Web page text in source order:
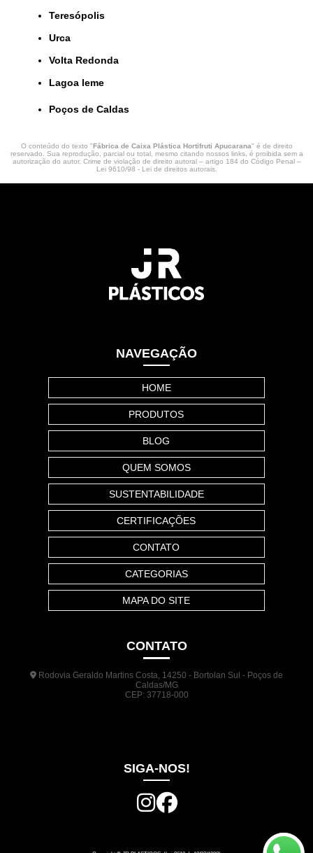
Teresópolis
Urca
Volta Redonda
lagoa leme
Poços de Caldas
O conteúdo do texto "Fábrica de Caixa Plástica Hortifruti Apucarana" é de direito
reservado. Sua reprodução, parcial ou total, mesmo citando nossos links, é proibida sem a
autorização do autor. Crime de violação de direito autoral – artigo 184 do Código Penal –
Lei 9610/98 - Lei de direitos autorais.
NAVEGAÇÃO
HOME
PRODUTOS
BLOG
QUEM SOMOS
SUSTENTABILIDADE
CERTIFICAÇÕES
CONTATO
CATEGORIAS
MAPA DO SITE
CONTATO
Rodovia Geraldo Martins Costa, 14250 - Bortolan Sul - Poços de
Caldas/MG
CEP: 37718-000
SIGA-NOS!